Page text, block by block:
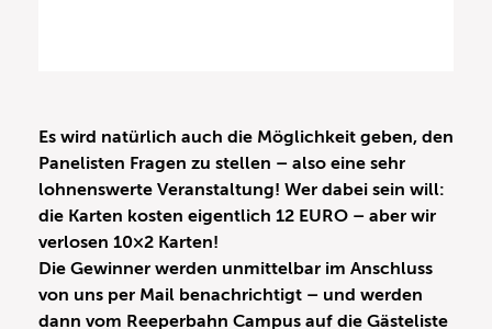
Es wird natürlich auch die Möglichkeit geben, den
Panelisten Fragen zu stellen – also eine sehr
lohnenswerte Veranstaltung! Wer dabei sein will:
die Karten kosten eigentlich 12 EURO – aber wir
verlosen 10×2 Karten!
Die Gewinner werden unmittelbar im Anschluss
von uns per Mail benachrichtigt – und werden
dann vom Reeperbahn Campus auf die Gästeliste